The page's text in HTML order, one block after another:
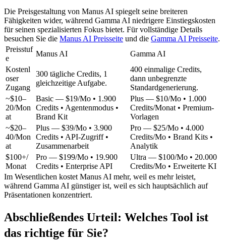
Die Preisgestaltung von Manus AI spiegelt seine breiteren
Fähigkeiten wider, während Gamma AI niedrigere Einstiegskosten
für seinen spezialisierten Fokus bietet. Für vollständige Details
besuchen Sie die Manus AI Preisseite und die Gamma AI Preisseite.
Preisstuf
e
Manus AI
Gamma AI
Kostenl
oser
Zugang
300 tägliche Credits, 1
gleichzeitige Aufgabe.
400 einmalige Credits,
dann unbegrenzte
Standardgenerierung.
~$10–
20/Mon
at
Basic — $19/Mo • 1.900
Credits • Agentenmodus •
Brand Kit
Plus — $10/Mo • 1.000
Credits/Monat • Premium-
Vorlagen
~$20–
40/Mon
at
Plus — $39/Mo • 3.900
Credits • API-Zugriff •
Zusammenarbeit
Pro — $25/Mo • 4.000
Credits/Mo • Brand Kits •
Analytik
$100+/
Monat
Pro — $199/Mo • 19.900
Credits • Enterprise API
Ultra — $100/Mo • 20.000
Credits/Mo • Erweiterte KI
Im Wesentlichen kostet Manus AI mehr, weil es mehr leistet,
während Gamma AI günstiger ist, weil es sich hauptsächlich auf
Präsentationen konzentriert.
Abschließendes Urteil: Welches Tool ist
das richtige für Sie?